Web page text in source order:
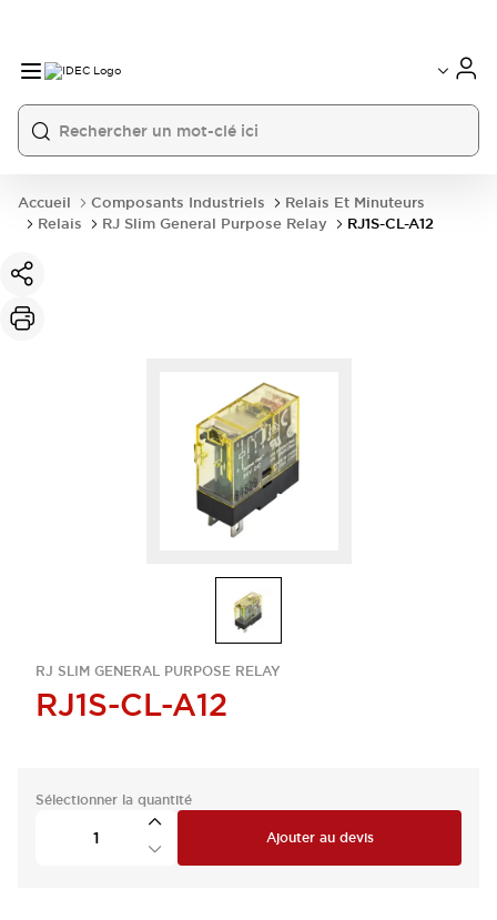
Accueil Composants Industriels
Relais Et Minuteurs
Relais
RJ Slim General Purpose Relay RJ1S-CL-A12
RJ SLIM GENERAL PURPOSE RELAY
RJ1S-CL-A12
Sélectionner la quantité
Ajouter au devis